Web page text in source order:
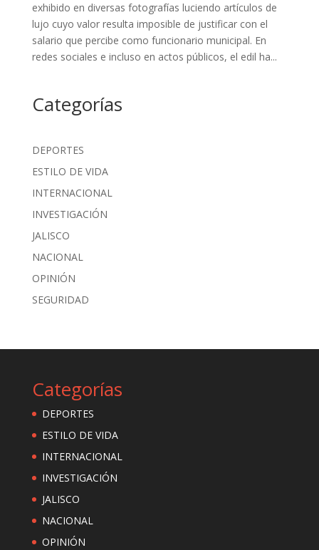
exhibido en diversas fotografías luciendo artículos de
lujo cuyo valor resulta imposible de justificar con el
salario que percibe como funcionario municipal. En
redes sociales e incluso en actos públicos, el edil ha...
Categorías
DEPORTES
ESTILO DE VIDA
INTERNACIONAL
INVESTIGACIÓN
JALISCO
NACIONAL
OPINIÓN
SEGURIDAD
Categorías
DEPORTES
ESTILO DE VIDA
INTERNACIONAL
INVESTIGACIÓN
JALISCO
NACIONAL
OPINIÓN